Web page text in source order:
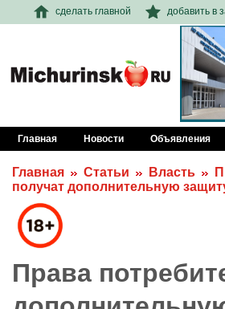
сделать главной добавить в
Главная Новости Объявления
Главная Статьи Власть
получат дополнительную
Права